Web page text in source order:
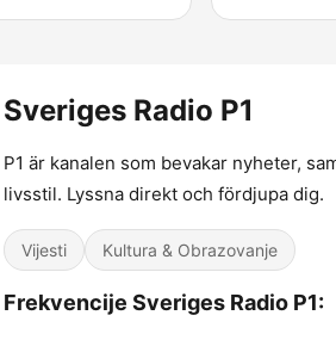
Sveriges Radio P1
P1 är kanalen som bevakar nyheter,
livsstil. Lyssna direkt och fördjupa dig.
Vijesti Kultura & Obrazovanje
Frekvencije Sveriges Radio P1: